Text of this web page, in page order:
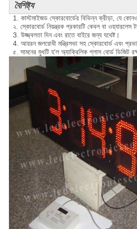
বৈশিষ্ট্য
1. কাস্টমাইজড স্কোরবোর্ডের বিভিন্ন ক্রীড়া, যে
২. স্কোরবোর্ড নিয়ন্ত্রক প্রকারটি কেবল বা ওয়্যারলেস
3. উজ্জ্বলতা দিন এবং রাতে বাইরে জন্য যথেষ্ট।
4. আয়রন জলরোধী মন্ত্রিসভা সহ স্কোরবোর্ড এবং
৫. সামনের মুখটি হ'ল অ্যাক্রিলিক গ্লাস বোর্ড ডিজিট